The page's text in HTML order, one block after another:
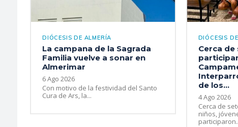
DIÓCESIS DE ALMERÍA
La campana de la Sagrada
Familia vuelve a sonar en
Almerimar
6 Ago 2026
Con motivo de la festividad del Santo
Cura de Ars, la...
DIÓCESIS
Cerca
de los...
4 Ago 2026
Cerca de
niños,